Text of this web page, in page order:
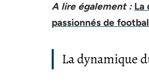
A lire également : La
passionnés de
La dynamique